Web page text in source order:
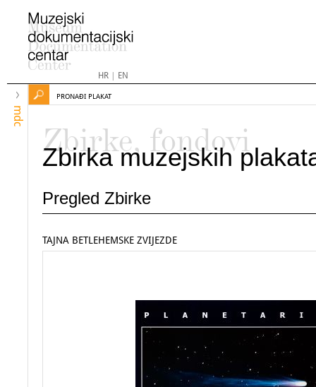
HR| EN
mdc
PRONAĐI PLAKAT
Zbirke, fondovi
Zbirka muzejskih
Pregled Zbirke
TAJNA BETLEHEMSKE ZVIJEZDE